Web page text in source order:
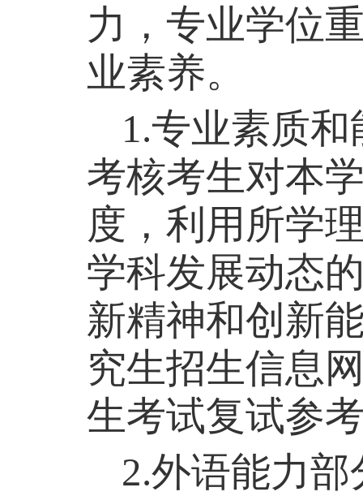
力，专业学位
业素养。
1.专业素质
考核考生对本
度，利用所学
学科发展动态
新精神和创新
究生招生信息
生考试复试参
2.外语能力